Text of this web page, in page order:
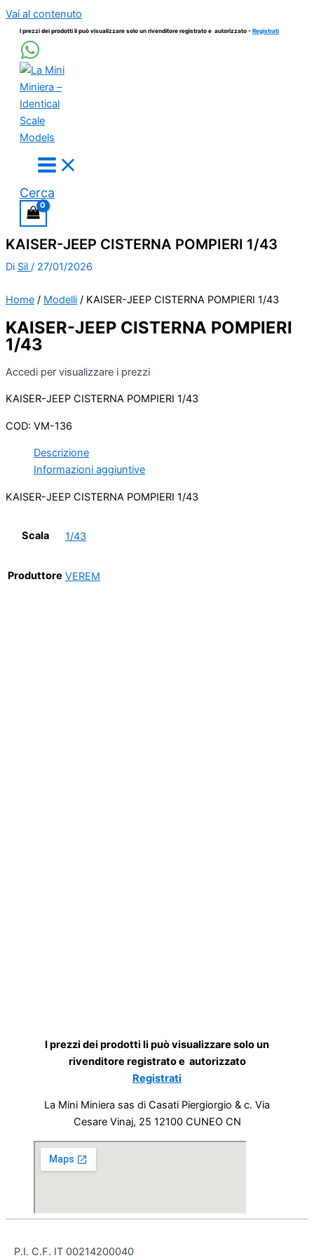
Vai al contenuto
I prezzi dei prodotti li può visualizzare solo un rivenditore registrato e autorizzato - Registrati
Cerca
KAISER-JEEP CISTERNA POMPIERI 1/43
Di Sil / 27/01/2026
Home / Modelli / KAISER-JEEP CISTERNA POMPIERI 1/43
KAISER-JEEP CISTERNA POMPIERI
1/43
Accedi per visualizzare i prezzi
KAISER-JEEP CISTERNA POMPIERI 1/43
COD: VM-136
Descrizione
Informazioni aggiuntive
KAISER-JEEP CISTERNA POMPIERI 1/43
Scala 1/43
Produttore VEREM
I prezzi dei prodotti li può visualizzare solo un
rivenditore registrato e autorizzato
Registrati
La Mini Miniera sas di Casati Piergiorgio & c. Via
Cesare Vinaj, 25 12100 CUNEO CN
P.I. C.F. IT 00214200040